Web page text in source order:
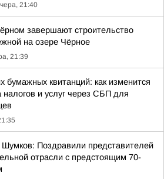
21:40
завершают строительство
на озере Чёрное
21:39
бумажных квитанций: как изменится
налогов и услуг через СБП для
Поздравили представителей
отрасли с предстоящим 70-